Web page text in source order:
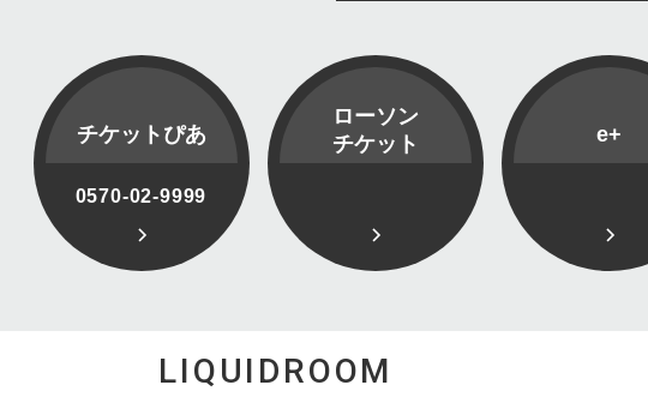
チケットぴあ
0570-02-9999
ローソン
チケット
e+
LIQUIDROOM